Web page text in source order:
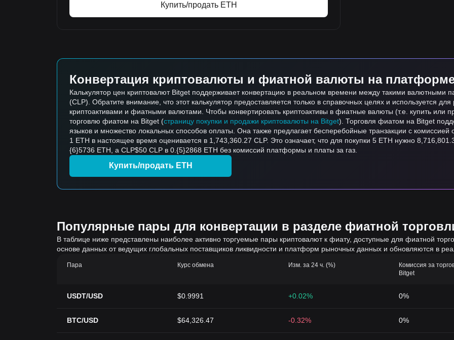
Купить/продать ETH
Конвертация криптовалюты и фиатной валюты на
Калькулятор цен криптовалют Bitget поддерживает конвертацию в реальном времени между такими валютными
(CLP). Обратите внимание, что этот калькулятор предоставляется только в справочных целях и используется
криптоактивами и фиатными валютами. Чтобы конвертировать криптоактивы в фиатные валюты (т.е. купить или
торговлю фиатом на Bitget (страницу покупки и продажи криптовалюты на Bitget). Торговля фиатом на Bitget
языков и множество локальных способов оплаты. Она также предлагает бесперебойные транзакции с комиссией
1 ETH в настоящее время оценивается в 1,743,360.27 CLP. Это означает, что для покупки 5 ETH нужно
{6}5736 ETH, а CLP$50 CLP в 0.{5}2868 ETH без комиссий платформы и платы за газ.
Купить/продать ETH
Популярные пары для конвертации в разделе фиатной
В таблице ниже представлены наиболее активно торгуемые пары криптовалют к фиату, доступные для фиатной
основе данных от ведущих глобальных поставщиков ликвидности и платформ рыночных данных и обновляются в
Пара Курс обмена Изм. за 24 ч. (%)
Комиссия за
Bitget
USDT/USD $0.9991 +0.02% 0%
BTC/USD $64,326.47 -0.32% 0%